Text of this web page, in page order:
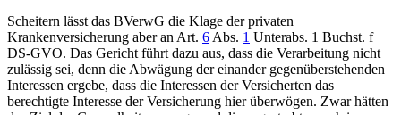
Scheitern lässt das BVerwG die Klage der privaten
Krankenversicherung aber an Art. 6Abs. 1 Unterabs. 1 Buchst. f
DS-GVO. Das Gericht führt dazu aus, dass die Verarbeitung nicht
zulässig sei, denn die Abwägung der einander gegenüberstehenden
Interessen ergebe, dass die Interessen der Versicherten das
berechtigte Interesse der Versicherung hier überwögen. Zwar hätten